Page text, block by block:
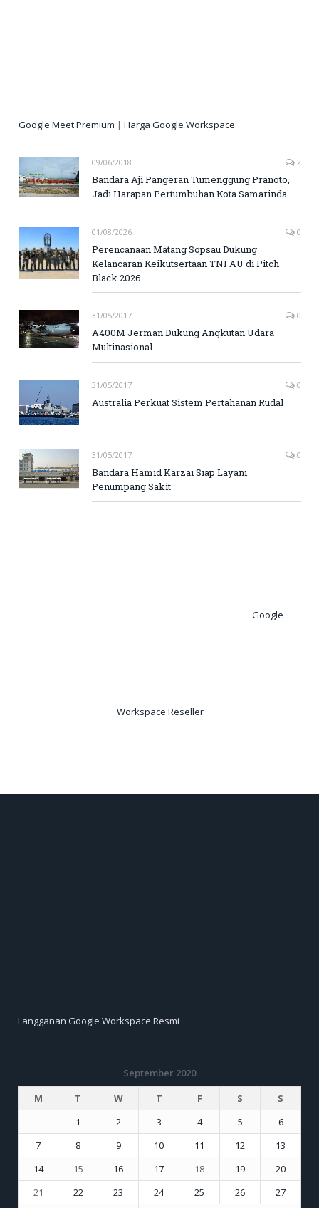
Google Meet Premium | Harga Google Workspace
09/06/2018 2
Bandara Aji Pangeran Tumenggung Pranoto,
Jadi Harapan Pertumbuhan Kota Samarinda
01/08/2026 0
Perencanaan Matang Sopsau Dukung
Kelancaran Keikutsertaan TNI AU di Pitch
Black 2026
31/05/2017 0
A400M Jerman Dukung Angkutan Udara
Multinasional
31/05/2017 0
Australia Perkuat Sistem Pertahanan Rudal
31/05/2017 0
Bandara Hamid Karzai Siap Layani
Penumpang Sakit
Google
Workspace Reseller
Langganan Google Workspace Resmi
September 2020
M
T W T F S
S
1
2 3 4 5
6
7
8 9 10 11 12
13
14
15 16 17 18 19
20
21
22 23 24 25 26 27